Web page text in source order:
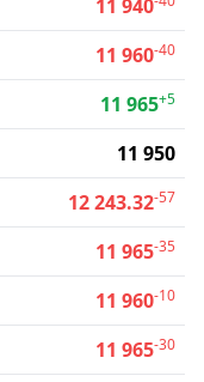
11 940
11 960-40
11 965+5
11 950
12 243.32-57
11 965-35
11 960-10
11 965-30